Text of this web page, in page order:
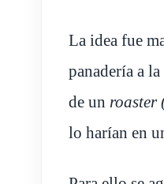
La idea fue
panadería a
de un roaster
lo harían en